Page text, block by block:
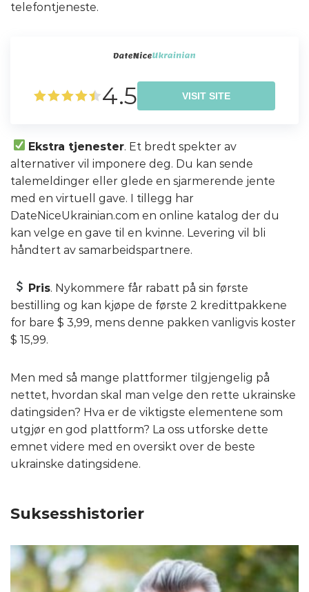
telefontjeneste.
4.5 VISIT SITE
Ekstra tjenester. Et bredt spekter av
alternativer vil imponere deg. Du kan sende
talemeldinger eller glede en sjarmerende jente
med en virtuell gave. I tillegg har
DateNiceUkrainian.com en online katalog der du
kan velge en gave til en kvinne. Levering vil bli
håndtert av samarbeidspartnere.
Pris. Nykommere får rabatt på sin første
bestilling og kan kjøpe de første 2 kredittpakkene
for bare $ 3,99, mens denne pakken vanligvis koster
$ 15,99.
Men med så mange plattformer tilgjengelig på
nettet, hvordan skal man velge den rette ukrainske
datingsiden? Hva er de viktigste elementene som
utgjør en god plattform? La oss utforske dette
emnet videre med en oversikt over de beste
ukrainske datingsidene.
Suksesshistorier